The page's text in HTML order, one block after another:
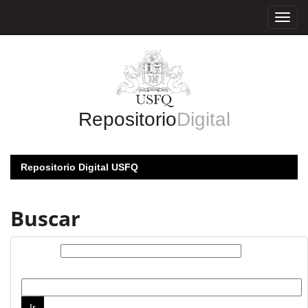
RepositorioDigital
Repositorio Digital USFQ
Buscar